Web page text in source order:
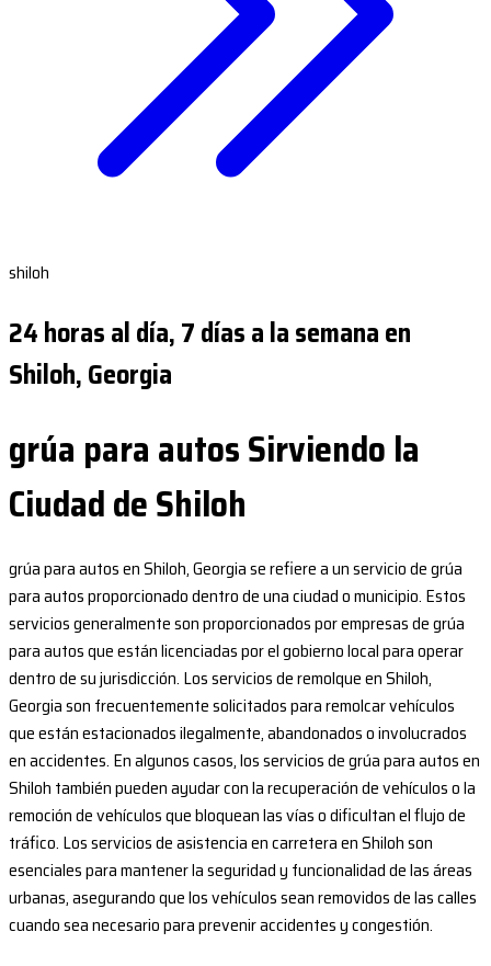
shiloh
24 horas al día, 7 días a la semana en
Shiloh, Georgia
grúa para autos Sirviendo la
Ciudad de Shiloh
grúa para autos en Shiloh, Georgia se refiere a un servicio de grúa
para autos proporcionado dentro de una ciudad o municipio. Estos
servicios generalmente son proporcionados por empresas de grúa
para autos que están licenciadas por el gobierno local para operar
dentro de su jurisdicción. Los servicios de remolque en Shiloh,
Georgia son frecuentemente solicitados para remolcar vehículos
que están estacionados ilegalmente, abandonados o involucrados
en accidentes. En algunos casos, los servicios de grúa para autos en
Shiloh también pueden ayudar con la recuperación de vehículos o la
remoción de vehículos que bloquean las vías o dificultan el flujo de
tráfico. Los servicios de asistencia en carretera en Shiloh son
esenciales para mantener la seguridad y funcionalidad de las áreas
urbanas, asegurando que los vehículos sean removidos de las calles
cuando sea necesario para prevenir accidentes y congestión.